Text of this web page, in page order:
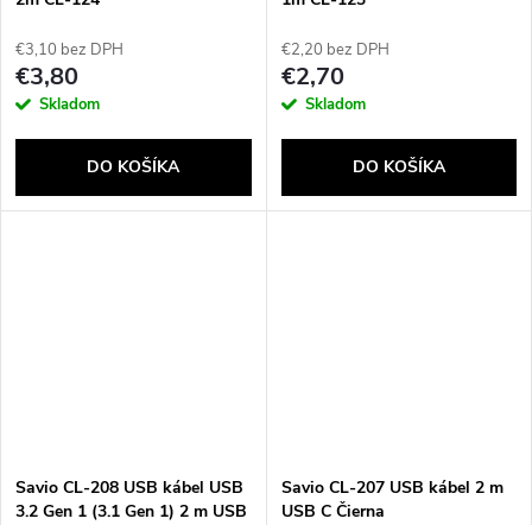
€3,10 bez DPH
€3,80
Skladom
DO KOŠÍKA
€2,20 bez DPH
€2,70
Skladom
DO KOŠÍKA
Savio CL-208 USB kábel USB
3.2 Gen 1 (3.1 Gen 1) 2 m USB
Savio CL-207 USB kábel 2 m
USB C Čierna